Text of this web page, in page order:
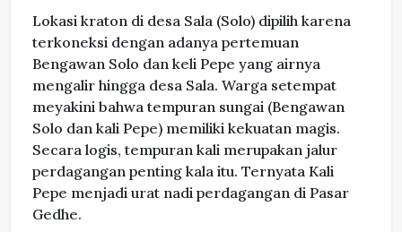
Lokasi kraton di desa Sala (Solo) dipilih karena
terkoneksi dengan adanya pertemuan
Bengawan Solo dan keli Pepe yang airnya
mengalir hingga desa Sala. Warga setempat
meyakini bahwa tempuran sungai (Bengawan
Solo dan kali Pepe) memiliki kekuatan magis.
Secara logis, tempuran kali merupakan jalur
perdagangan penting kala itu. Ternyata Kali
Pepe menjadi urat nadi perdagangan di Pasar
Gedhe.